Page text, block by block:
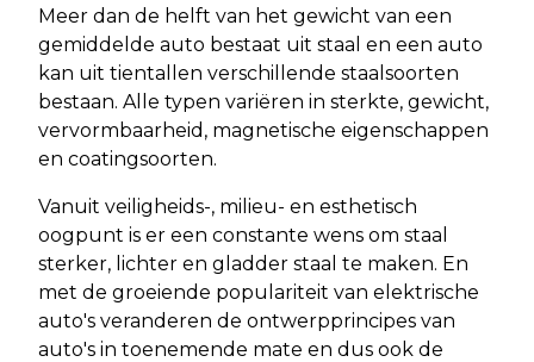
Meer dan de helft van het gewicht van een
gemiddelde auto bestaat uit staal en een auto
kan uit tientallen verschillende staalsoorten
bestaan. Alle typen variëren in sterkte, gewicht,
vervormbaarheid, magnetische eigenschappen
en coatingsoorten.
Vanuit veiligheids-, milieu- en esthetisch
oogpunt is er een constante wens om staal
sterker, lichter en gladder staal te maken. En
met de groeiende populariteit van elektrische
auto's veranderen de ontwerpprincipes van
auto's in toenemende mate en dus ook de